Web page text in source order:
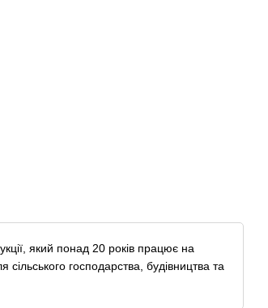
який понад 20 років працює на
сільського господарства, будівництва та